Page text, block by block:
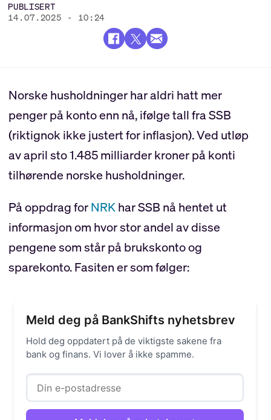
PUBLISERT
14.07.2025 - 10:24
Norske husholdninger har aldri hatt mer
penger på konto enn nå, ifølge tall fra SSB
(riktignok ikke justert for inflasjon). Ved utløp
av april sto 1.485 milliarder kroner på konti
tilhørende norske husholdninger.
På oppdrag forNRKhar SSB nå hentet ut
informasjon om hvor stor andel av disse
pengene som står på brukskonto og
sparekonto. Fasiten er som følger:
Meld deg på BankShifts nyhetsbrev
Hold deg oppdatert på de viktigste sakene fra
bank og finans. Vi lover å ikke spamme.